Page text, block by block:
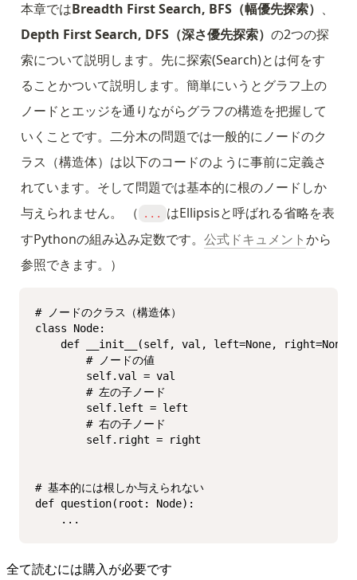
本章ではBreadth First Search, BFS（幅優先探索）
Depth First Search, DFS（深さ優先探索） の2つの探
索について説明します。先に探索(Search)とは何をす
ることかついて説明します。簡単にいうとグラフ上の
ノードとエッジを通りながらグラフの構造を把握して
いくことです。二分木の問題では一般的にノードのク
ラス（構造体）は以下のコードのように事前に定義さ
れています。そして問題では基本的に根のノードしか
与えられません。 （
...
はEllipsisと呼ばれる省略を表
すPythonの組み込み定数です。 公式ドキュメントから
参照できます。）
# ノードのクラス（構造体）
class Node:
def __init__(self, val, left=None,
        # ノードの値
        self.val = val
        # 左の子ノード
        self.left = left
        # 右の子ノード
        self.right = right
# 基本的には根しか与えられない
def question(root: Node):
    ...
全て読むには購入が必要です